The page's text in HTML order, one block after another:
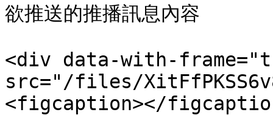
欲推送的推播訊息內容
<div data-with-
src="/files/
<figcaption></